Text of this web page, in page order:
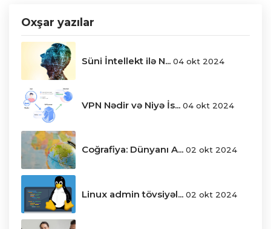
Oxşar yazılar
Süni İntellekt ilə N... 04 okt 2024
VPN Nədir və Niyə İs... 04 okt 2024
Coğrafiya: Dünyanı A... 02 okt 2024
Linux admin tövsiyəl... 02 okt 2024